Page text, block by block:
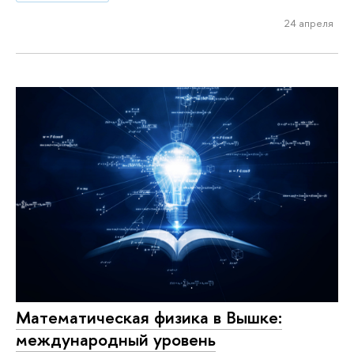
24 апреля
Математическая физика в Вышке:
международный уровень